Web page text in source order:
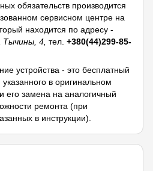
обязательств производится
сервисном центре на
находится по адресу -
Тычины, 4, тел. +380(44)299-85-
устройства - это бесплатный
в оригинальном
его замена на аналогичный
ремонта (при
в инструкции).